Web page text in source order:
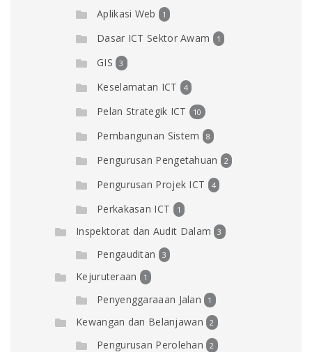
Aplikasi Web 1
Dasar ICT Sektor Awam 1
GIS 3
Keselamatan ICT 4
Pelan Strategik ICT 10
Pembangunan Sistem 8
Pengurusan Pengetahuan 2
Pengurusan Projek ICT 4
Perkakasan ICT 1
Inspektorat dan Audit Dalam 3
Pengauditan 3
Kejuruteraan 1
Penyenggaraaan Jalan 1
Kewangan dan Belanjawan 2
Pengurusan Perolehan 2